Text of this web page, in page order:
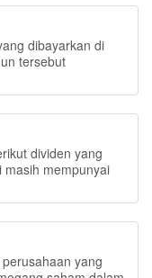
dibayarkan di
tersebut
dividen yang
masih mempunyai
yang